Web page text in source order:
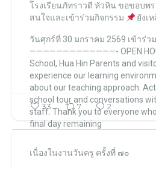
โรงเรียนภัทราวดี หัวหิน ขอขอบพ
สนใจและเข้าร่วมกิจกรรม
ยังเ
วันศุกร์ที่ 30 มกราคม 2569 เข้าร่ว
—————————————- OPEN
School, Hua Hin Parents and
experience our learning
about our teaching approach.
school tour and conversations
staff. Thank you to everyone
final day remaining
33 7 2
เนื่องในงานวันครู ครั้งที่ ๗๐